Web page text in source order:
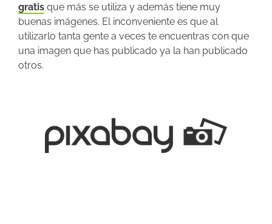
gratis que más se utiliza y además tiene muy
buenas imágenes. El inconveniente es que al
utilizarlo tanta gente a veces te encuentras con que
una imagen que has publicado ya la han publicado
otros.